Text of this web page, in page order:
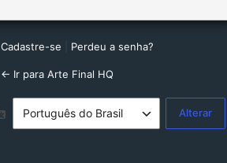
Cadastre-se Perdeu a senha?
← Ir para Arte Final HQ
Idioma